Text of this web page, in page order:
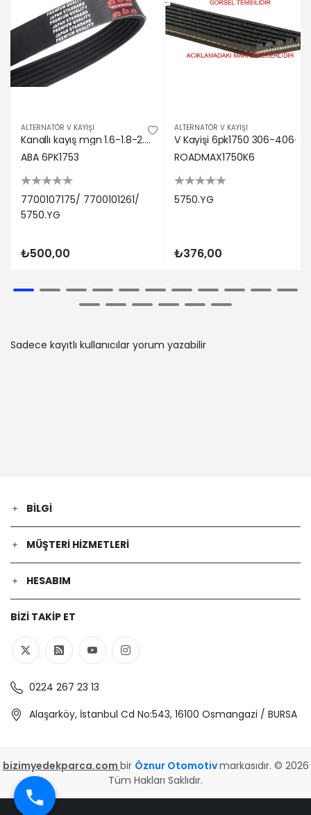
ALTERNATÖR V KAYIŞI
Kanallı kayış mgn 1.6-1.8-2.0 16v 00 berlıngo 99 c5 01-04 306 98-01 p406 96-04 aba rulman 7700107175/ 7700101261/ 5750.Yg
ABA 6PK1753
7700107175/ 7700101261/
5750.YG
₺500,00
ALTERNATÖR V KAYIŞI
V Kayişi 6pk1750 306-406-partner Dw8b Roadmax 5750.YG LANCIA, JEEP, MAZDA, LAND ROVER, PEUGEOT, RENAULT, FIAT, DODGE, FORD, CITROEN, ALFA ROMEO 1750K6
ROADMAX1750K6
5750.YG
₺376,00
Sadece kayıtlı kullanıcılar yorum yazabilir
BILGI
MÜŞTERI HIZMETLERI
HESABIM
BIZI TAKIP ET
0224 267 23 13
Alaşarköy, İstanbul Cd No:543, 16100 Osmangazi / BURSA
bizimyedekparca.com bir Öznur Otomotivmarkasıdır. © 2026
Tüm Hakları Saklıdır.